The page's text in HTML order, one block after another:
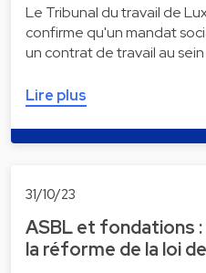
Le Tribunal du travail de
confirme qu'un mandat
un contrat de travail au
Lire plus
31/10/23
ASBL et fondations
la réforme de la loi